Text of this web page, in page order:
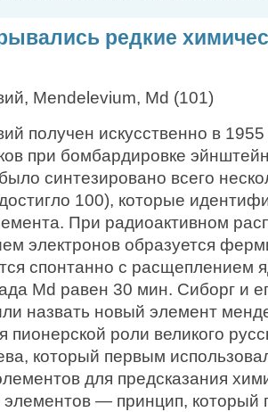
редкие
Mendelevium, Md (101)
получен искусственно в 1955
при бомбардировке
синтезировано всего
100), которые
При радиоактивном
электронов образуется
спонтанно с расщеплением
Md равен 30 мин. Сиборг и
назвать новый элемент
пионерской роли великого
который первым
для предсказания
элементов — принцип, который